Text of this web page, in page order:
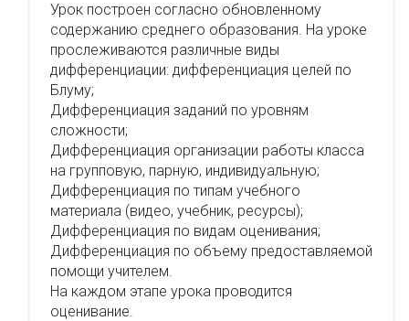
Урок построен согласно обновленному
содержанию среднего образования. На уроке
прослеживаются различные виды
дифференциации: дифференциация целей по
Блуму;
Дифференциация заданий по уровням
сложности;
Дифференциация организации работы класса
на групповую, парную, индивидуальную;
Дифференциация по типам учебного
материала (видео, учебник, ресурсы);
Дифференциация по видам оценивания;
Дифференциация по объему предоставляемой
помощи учителем.
На каждом этапе урока проводится
оценивание.